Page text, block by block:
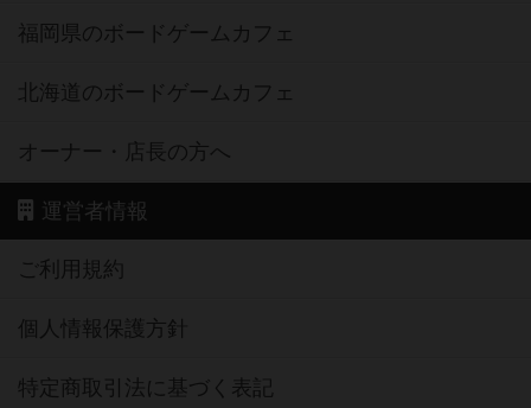
福岡県のボードゲームカフェ
北海道のボードゲームカフェ
オーナー・店長の方へ
運営者情報
ご利用規約
個人情報保護方針
特定商取引法に基づく表記